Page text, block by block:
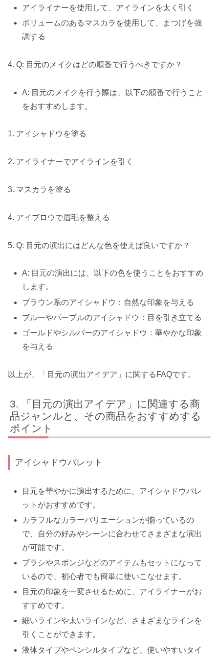
アイライナーを使用して、アイラインを太く引く
ボリュームのあるマスカラを使用して、まつげを強
調する
4. Q: 目元のメイクはどの順番で行うべきですか？
A: 目元のメイクを行う際は、以下の順番で行うこと
をおすすめします。
1. アイシャドウを塗る
2. アイライナーでアイラインを引く
3. マスカラを塗る
4. アイブロウで眉毛を整える
5. Q: 目元の演出にはどんな色を使えば良いですか？
A: 目元の演出には、以下の色を使うことをおすすめ
します。
ブラウン系のアイシャドウ：自然な印象を与える
ブルーやパープルのアイシャドウ：目を引き立てる
ゴールドやシルバーのアイシャドウ：華やかな印象
を与える
以上が、「目元の演出アイデア」に関するFAQです。
「目元の演出アイデア」に関連する商
品ジャンルと、その商品をおすすめする
ポイント
アイシャドウパレット
目元を華やかに演出するために、アイシャドウパレ
ットがおすすめです。
カラフルなカラーバリエーションが揃っているの
で、自分の好みやシーンに合わせてさまざまな演出
が可能です。
ブラシやスポンジなどのアイテムもセットになって
いるので、初心者でも簡単に使いこなせます。
目元の印象を一変させるために、アイライナーがお
すすめです。
細いラインや太いラインなど、さまざまなラインを
引くことができます。
液体タイプやペンシルタイプなど、使いやすいタイ